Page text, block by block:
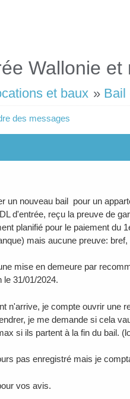
Wallonie
et baux » Bail
des messages
un nouveau bail pour un
d'entrée, reçu la preuve de
planifié pour le paiement du
mais aucune preuve:
mise en demeure par
le 31/01/2024.
n'arrive, je compte ouvrir une
je me demande si cela
si ils partent à la fin du bail.
pas enregistré mais je
vos avis.